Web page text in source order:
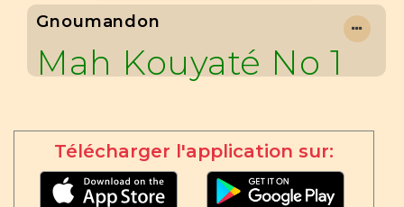
Gnoumandon
Mah Kouyaté No 1
Télécharger l'application sur: